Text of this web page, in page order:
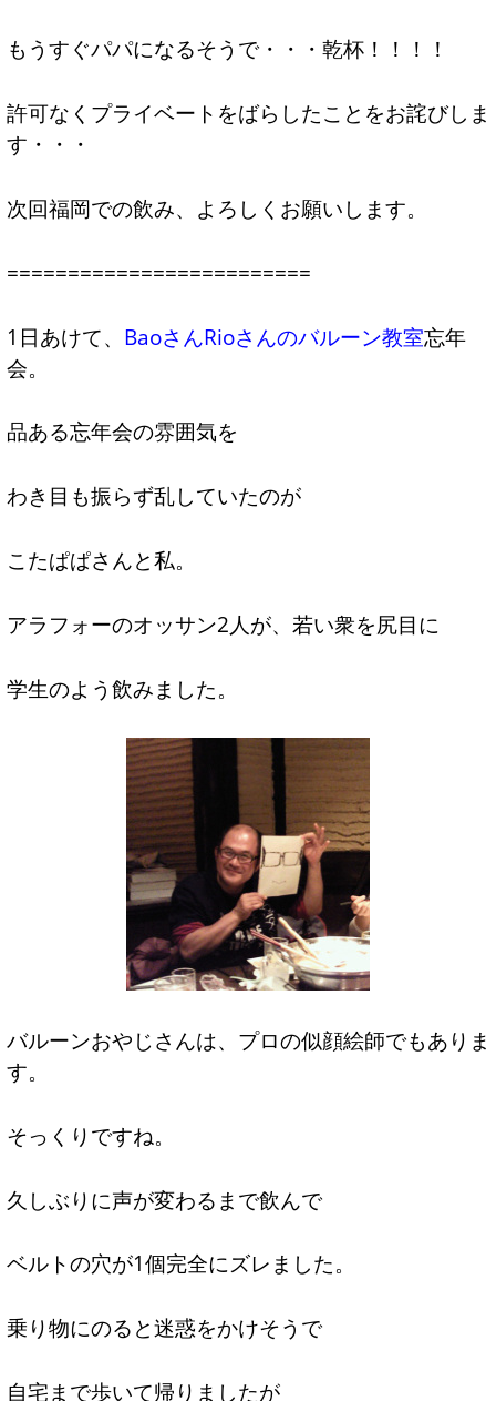
もうすぐパパになるそうで・・・乾杯！！！！
許可なくプライベートをばらしたことをお詫びしま
す・・・
次回福岡での飲み、よろしくお願いします。
=========================
1日あけて、 BaoさんRioさんのバルーン教室忘年
会。
品ある忘年会の雰囲気を
わき目も振らず乱していたのが
こたぱぱさんと私。
アラフォーのオッサン2人が、若い衆を尻目に
学生のよう飲みました。
バルーンおやじさんは、プロの似顔絵師でもありま
す。
そっくりですね。
久しぶりに声が変わるまで飲んで
ベルトの穴が1個完全にズレました。
乗り物にのると迷惑をかけそうで
自宅まで歩いて帰りましたが